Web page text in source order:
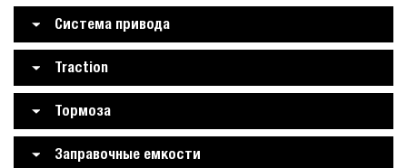
Система привода
Traction
Тормоза
Заправочные емкости